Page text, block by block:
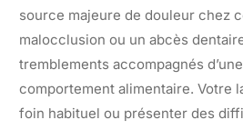
source majeure de douleur chez
malocclusion ou un abcès
tremblements accompagnés
comportement alimentaire. Votre
foin habituel ou présenter des